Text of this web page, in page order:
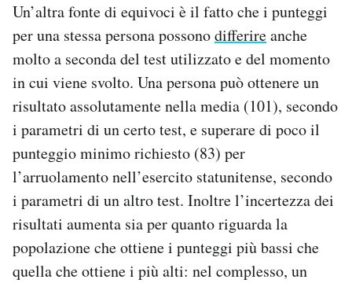
Un’altra fonte di equivoci è il fatto che i punteggi
per una stessa persona possonodifferireanche
molto a seconda del test utilizzato e del momento
in cui viene svolto. Una persona può ottenere un
risultato assolutamente nella media (101), secondo
i parametri di un certo test, e superare di poco il
punteggio minimo richiesto (83) per
l’arruolamento nell’esercito statunitense, secondo
i parametri di un altro test. Inoltre l’incertezza dei
risultati aumenta sia per quanto riguarda la
popolazione che ottiene i punteggi più bassi che
quella che ottiene i più alti: nel complesso, un